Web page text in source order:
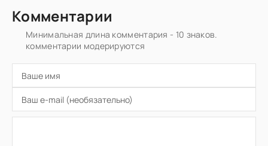
Комментарии
Минимальная длина комментария - 10 знаков.
комментарии модерируются